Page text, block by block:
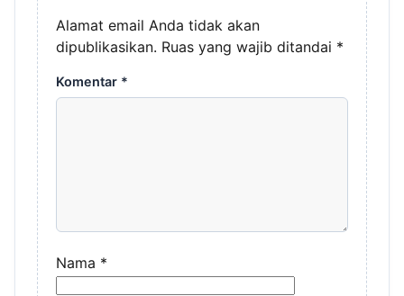
Alamat email Anda tidak akan
dipublikasikan. Ruas yang wajib ditandai *
Komentar *
Nama *